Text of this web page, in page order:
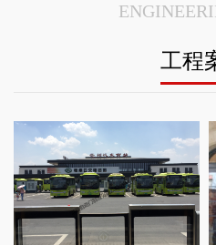
工程
宾馆项
安全门案例_亳州汽
苏州三翼